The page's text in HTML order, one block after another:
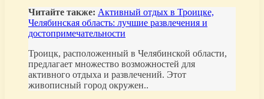
Читайте также: Активный отдых в Троицке,
Челябинская область: лучшие развлечения и
достопримечательности
Троицк, расположенный в Челябинской области,
предлагает множество возможностей для
активного отдыха и развлечений. Этот
живописный город окружен..